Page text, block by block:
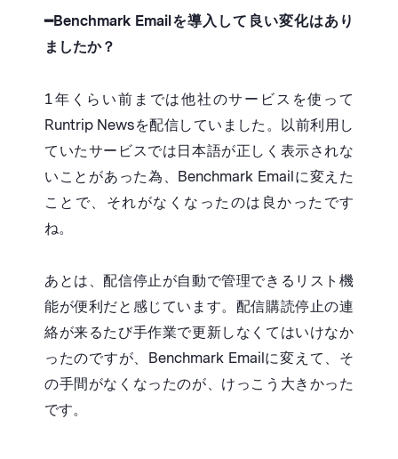
━Benchmark Emailを導入して良い変化はあり
ましたか？
1年くらい前までは他社のサービスを使って
Runtrip Newsを配信していました。以前利用し
ていたサービスでは日本語が正しく表示されな
いことがあった為、Benchmark Emailに変えた
ことで、それがなくなったのは良かったです
ね。
あとは、配信停止が自動で管理できるリスト機
能が便利だと感じています。配信購読停止の連
絡が来るたび手作業で更新しなくてはいけなか
ったのですが、Benchmark Emailに変えて、そ
の手間がなくなったのが、けっこう大きかった
です。